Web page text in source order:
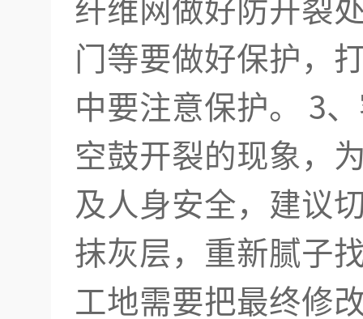
纤维网做好防开裂
门等要做好保护，
中要注意保护。 3
空鼓开裂的现象，
及人身安全，建议
抹灰层，重新腻子
工地需要把最终修